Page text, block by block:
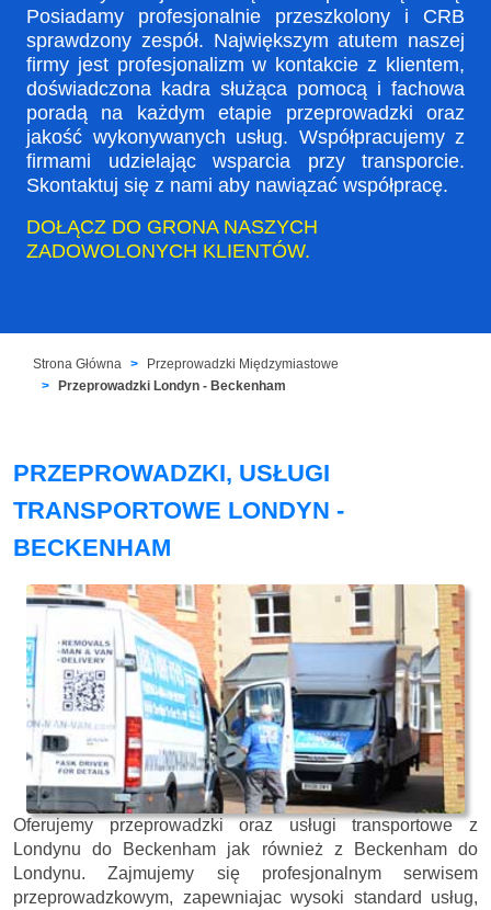
Posiadamy profesjonalnie przeszkolony i CRB
sprawdzony zespół. Największym atutem naszej
firmy jest profesjonalizm w kontakcie z klientem,
doświadczona kadra służąca pomocą i fachowa
poradą na każdym etapie przeprowadzki oraz
jakość wykonywanych usług. Współpracujemy z
firmami udzielając wsparcia przy transporcie.
Skontaktuj się z nami aby nawiązać współpracę.
DOŁĄCZ DO GRONA NASZYCH
ZADOWOLONYCH KLIENTÓW.
Strona Główna
Przeprowadzki Międzymiastowe
Przeprowadzki Londyn - Beckenham
PRZEPROWADZKI, USŁUGI
TRANSPORTOWE LONDYN -
BECKENHAM
Oferujemy przeprowadzki oraz usługi transportowe z
Londynu do Beckenham jak również z Beckenham do
Londynu. Zajmujemy się profesjonalnym serwisem
przeprowadzkowym, zapewniajac wysoki standard usług,